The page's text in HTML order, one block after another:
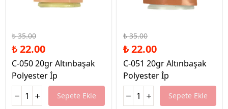
₺ 35.00
₺ 22.00
C-050 20gr Altınbaşak
Polyester İp
Sepete Ekle
₺ 35.00
₺ 22.00
C-051 20gr Altınbaşak
Polyester İp
Sepete Ekle